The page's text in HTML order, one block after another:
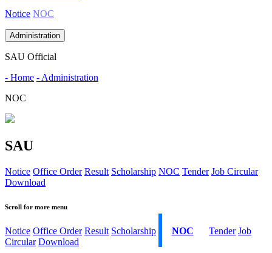
Notice NOC
Administration
SAU Official
- Home - Administration
NOC
SAU
Notice Office Order Result Scholarship NOC Tender Job Circular
Download
Scroll for more menu
Notice Office Order Result Scholarship NOC Tender Job
Circular Download